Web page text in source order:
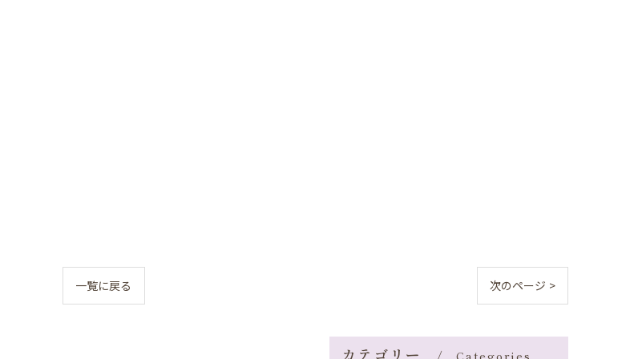
一覧に戻る 次のページ >
カテゴリー Categories